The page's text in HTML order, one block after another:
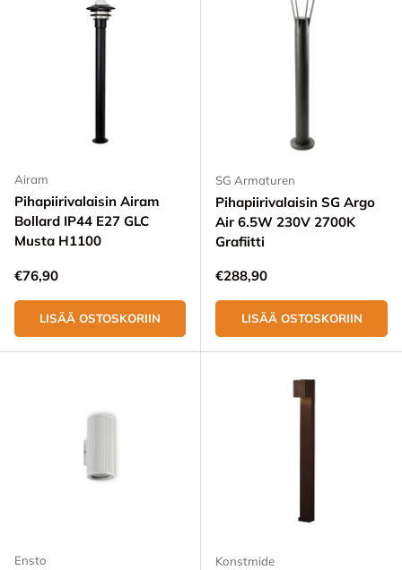
Airam
Pihapiirivalaisin Airam
Bollard IP44 E27 GLC
Musta H1100
Normaali hinta
€76,90
LISÄÄ OSTOSKORIIN
SG Armaturen
Pihapiirivalaisin SG Argo
Air 6.5W 230V 2700K
Grafiitti
Normaali hinta
€288,90
LISÄÄ OSTOSKORIIN
Ensto Konstmide